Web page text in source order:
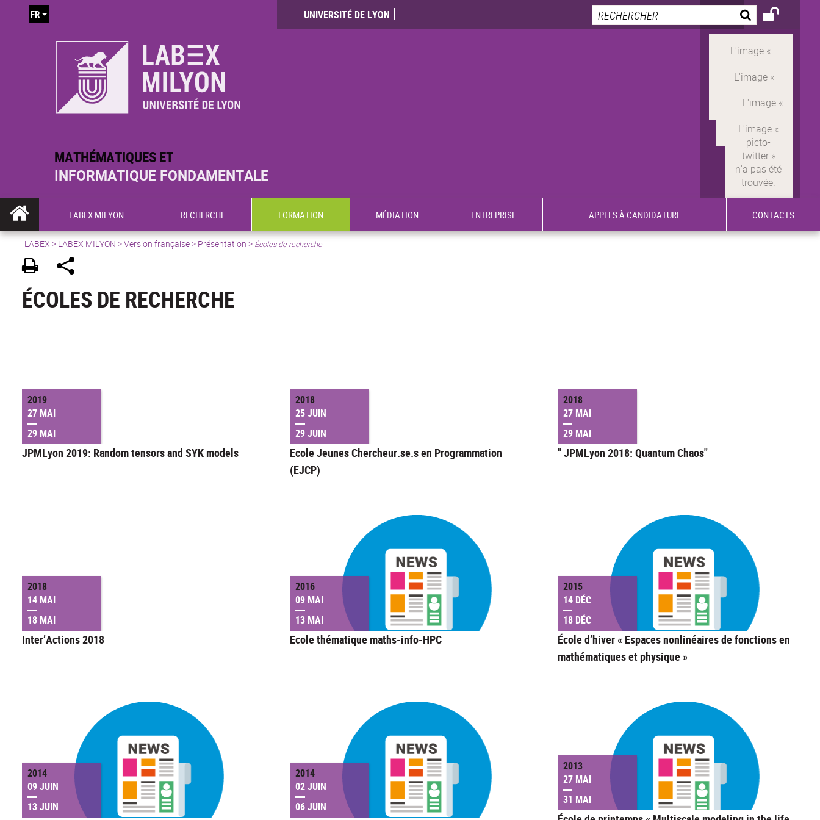
MATHÉMATIQUES ET
INFORMATIQUE FONDAMENTALE
UNIVERSITÉ DE LYON
FR
LABEX MILYON RECHERCHE FORMATION MÉDIATION ENTREPRISE APPELS À CANDIDATURE CONTACTS
LABEX > LABEX MILYON >Version française> Présentation > Écoles de recherche
ÉCOLES DE RECHERCHE
2019
27 MAI
29 MAI
JPMLyon 2019: Random tensors and SYK models
2018
25 JUIN
29 JUIN
Ecole Jeunes Chercheur.se.s en Programmation
(EJCP)
2018
27 MAI
29 MAI
" JPMLyon 2018: Quantum Chaos"
2018
14 MAI
18 MAI
Inter’Actions 2018
2016
09 MAI
13 MAI
Ecole thématique maths-info-HPC
2015
14 DÉC
18 DÉC
École d’hiver « Espaces nonlinéaires de fonctions en
mathématiques et physique »
2014
09 JUIN
13 JUIN
2014
02 JUIN
06 JUIN
2013
27 MAI
31 MAI